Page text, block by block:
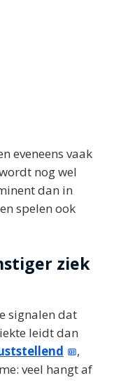
eveneens vaak
nog wel
dan in
spelen ook
ziek
signalen dat
leidt dan
,
veel hangt af